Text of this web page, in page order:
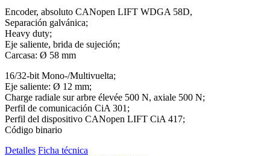
Encoder, absoluto CANopen LIFT WDGA 58D,
Separación galvánica;
Heavy duty;
Eje saliente, brida de sujeción;
Carcasa: Ø 58 mm
16/32-bit Mono-/Multivuelta;
Eje saliente: Ø 12 mm;
Charge radiale sur arbre élevée 500 N, axiale 500 N;
Perfil de comunicación CiA 301;
Perfil del dispositivo CANopen LIFT CiA 417;
Código binario
Detalles Ficha técnica